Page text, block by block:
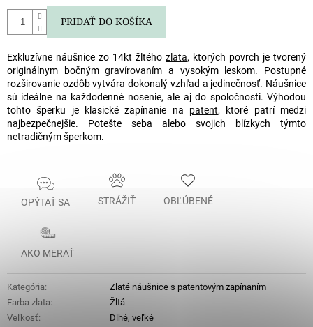
PRIDAŤ DO KOŠÍKA
Exkluzívne náušnice zo 14kt žltého zlata, ktorých povrch je tvorený
originálnym bočnýmgravírovaním a vysokým leskom. Postupné
rozširovanie ozdôb vytvára dokonalý vzhľad a jedinečnosť. Náušnice
sú ideálne na každodenné nosenie, ale aj do spoločnosti. Výhodou
tohto šperku je klasické zapínanie na patent, ktoré patrí medzi
najbezpečnejšie. Potešte seba alebo svojich blízkych týmto
netradičným šperkom.
OPÝTAŤ SA STRÁŽIŤ OBĽÚBENÉ
AKO MERAŤ
Kategória:
Zlaté náušnice s patentovým zapínaním
Farba zlata:
Žltá
Veľkosť:
Dlhé, veľké